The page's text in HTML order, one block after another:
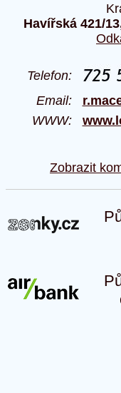
Havířská 421/
Telefon:
Email:
WWW:
Zobrazit